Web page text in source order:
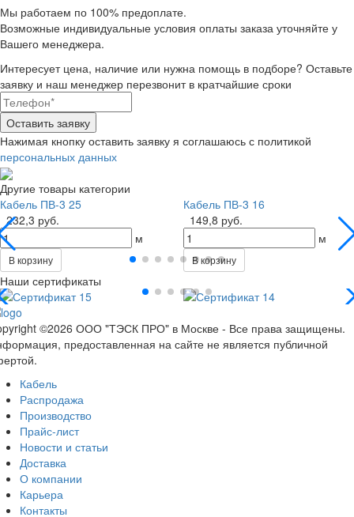
Мы работаем по 100% предоплате.
Возможные индивидуальные условия оплаты заказа уточняйте у
Вашего менеджера.
Интересует цена, наличие или нужна помощь в подборе? Оставьте
заявку и наш менеджер перезвонит в кратчайшие сроки
Нажимая кнопку оставить заявку я соглашаюсь с политикой
персональных данных
Другие товары категории
Кабель ПВ-3 25
232,3 руб.
м
В корзину
Кабель ПВ-3 16
149,8 руб.
м
В корзину
Наши сертификаты
©2026 ООО "ТЭСК ПРО" в Москве - Все права защищены.
предоставленная на сайте не является публичной
Кабель
Распродажа
Производство
Прайс-лист
Новости и статьи
Доставка
О компании
Карьера
Контакты